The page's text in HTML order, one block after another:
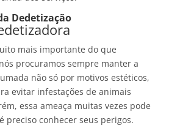
Dedetização
mais importante do que
procuramos sempre manter a
não só por motivos estéticos,
evitar infestações de animais
essa ameaça muitas vezes pode
preciso conhecer seus perigos.